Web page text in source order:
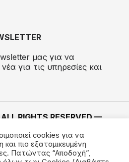
μας για να
για τις υπηρεσίες και
RIGHTS RESERVED —
cookies για να
και πιο εξατομικευμένη
Πατώντας “Αποδοχή”,